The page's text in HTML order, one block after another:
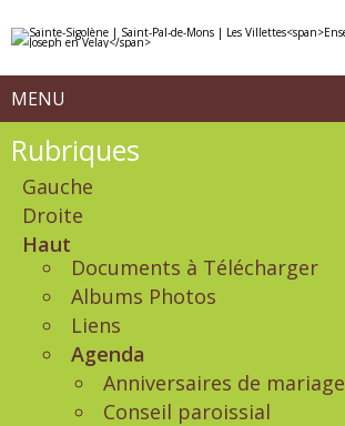
contenu.
la
MENU
Navigation
Rubriques
Gauche
Droite
Haut
Documents à Télécharger
Albums Photos
Liens
Agenda
Anniversaires de mariage
Conseil paroissial